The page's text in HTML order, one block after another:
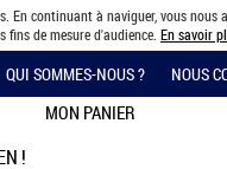
En continuant à naviguer, vous nous
fins de mesure d'audience. En savoir
QUI SOMMES-NOUS ? NOUS
MON PANIER
!